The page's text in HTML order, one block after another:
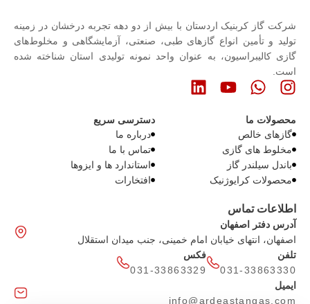
شرکت گاز کربنیک اردستان با بیش از دو دهه تجربه درخشان در زمینه
تولید و تأمین انواع گازهای طبی، صنعتی، آزمایشگاهی و مخلوط‌های
گازی کالیبراسیون، به عنوان واحد نمونه تولیدی استان شناخته شده
است.
محصولات ما
گازهای خالص
مخلوط های گازی
باندل سیلندر گاز
محصولات کرایوژنیک
دسترسی سریع
درباره ما
تماس با ما
استاندارد ها و ایزوها
افتخارات
اطلاعات تماس
آدرس دفتر اصفهان
اصفهان، انتهای خیابان امام خمینی، جنب میدان استقلال
تلفن
031-33863330
فکس
031-33863329
ایمیل
info@ardeastangas.com